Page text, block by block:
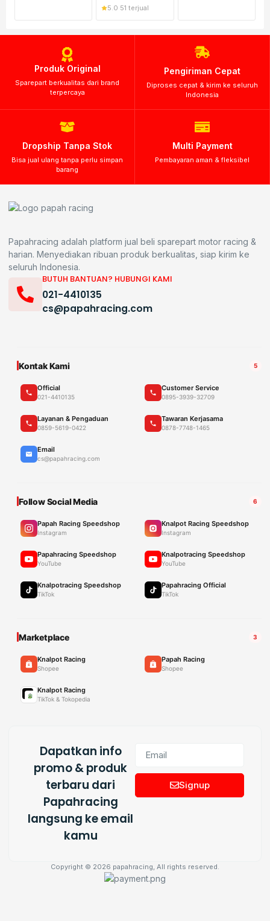
5.0 51 terjual
Produk Original
Sparepart berkualitas dari brand
terpercaya
Pengiriman Cepat
Diproses cepat & kirim ke seluruh
Indonesia
Dropship Tanpa Stok
Bisa jual ulang tanpa perlu simpan
barang
Multi Payment
Pembayaran aman & fleksibel
Papahracing adalah platform jual beli sparepart motor racing &
harian. Menyediakan ribuan produk berkualitas, siap kirim ke
seluruh Indonesia.
BUTUH BANTUAN? HUBUNGI KAMI
021-4410135
cs@papahracing.com
Kontak Kami 5
Official
021-4410135
Customer Service
0895-3939-32709
Layanan & Pengaduan
0859-5619-0422
Tawaran Kerjasama
0878-7748-1465
Email
cs@papahracing.com
Follow Social Media 6
Papah Racing Speedshop
Instagram
Knalpot Racing Speedshop
Instagram
Papahracing Speedshop
YouTube
Knalpotracing Speedshop
YouTube
Knalpotracing Speedshop
TikTok
Papahracing Official
TikTok
Marketplace 3
Knalpot Racing
Shopee
Papah Racing
Shopee
Knalpot Racing
TikTok & Tokopedia
Dapatkan info
promo & produk
terbaru dari
Papahracing
langsung ke email
kamu
Signup
Copyright © 2026 papahracing, All rights reserved.